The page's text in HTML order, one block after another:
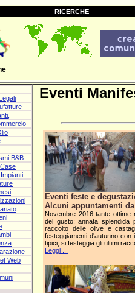
RICERCHE
B&B
Web
Eventi
Eventi feste e
Alcuni appuntamenti
Novembre 2016 tante ottime
del gusto; annata splendida
raccolto delle olive e
festeggiamenti d'autunno con
tipici; si festeggia gli ultimi
Leggi ...